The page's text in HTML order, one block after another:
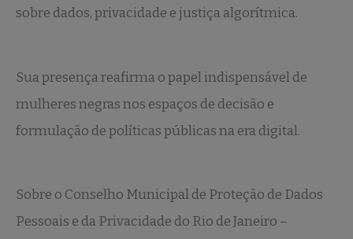
sobre dados, privacidade e justiça algorítmica.
Sua presença reafirma o papel indispensável de
mulheres negras nos espaços de decisão e
formulação de políticas públicas na era digital.
Sobre o Conselho Municipal de Proteção de Dados
Pessoais e da Privacidade do Rio de Janeiro –